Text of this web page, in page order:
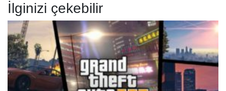
İlginizi çekebilir